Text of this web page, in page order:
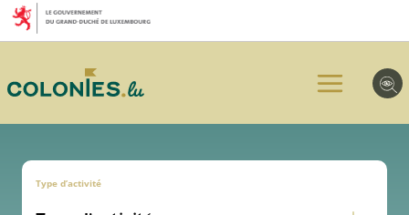
Aller
au
menu
Aller
au
contenu
Aller
au
pied
page
Type d’activité